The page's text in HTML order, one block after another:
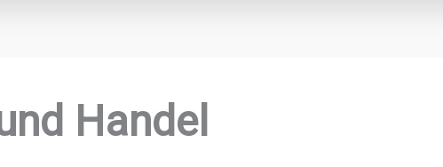
Handel